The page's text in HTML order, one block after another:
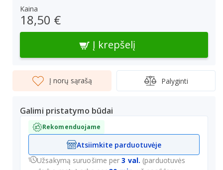
Kaina
18,50 €
Į krepšelį
Į norų sąrašą Palyginti
Galimi pristatymo būdai
Rekomenduojame
Atsiimkite parduotuvėje
Užsakymą suruošime per3 val. (parduotuvės